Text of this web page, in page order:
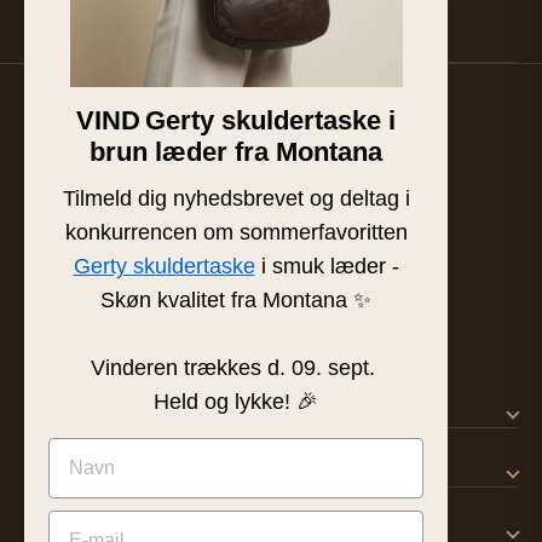
Suzan & Lasse. Afmeld når som helst.
Familieejet læder- og skindbutik fra Silkeborg. Hånd-
plukket læder af højeste kvalitet siden 1986.
BUTIK & SHOWROOM
Tværgade 8 · 8600 Silkeborg
info@frejaskind.dk
CVR 12409036
KUNDESERVICE
OM FREJA
VIND Gerty skuldertaske i
brun læder fra Montana
Tilmeld dig nyhedsbrevet og deltag i
konkurrencen om sommerfavoritten
Gerty skuldertaskei smuk læder -
Skøn kvalitet fra Montana ✨
Vinderen trækkes d. 09. sept.
Held og lykke! 🎉